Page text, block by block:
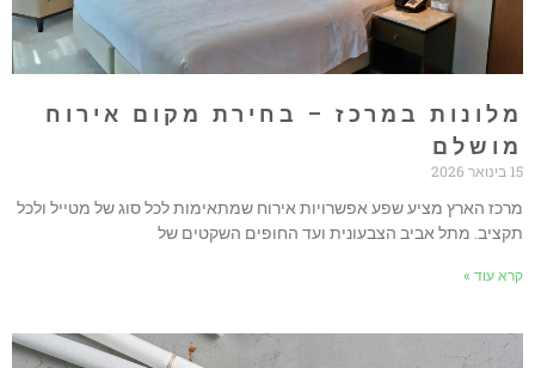
במרכז – בחירת מקום אירוח
הארץ מציע שפע אפשרויות אירוח שמתאימות לכל סוג של מטייל ולכל
מתל אביב הצבעונית ועד החופים השקטים של
עוד »